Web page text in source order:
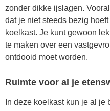
zonder dikke ijslagen.
dat je niet steeds bezig
koelkast. Je kunt gewoon
te maken over een
ontdooid moet worden.
Ruimte voor al je
In deze koelkast kun je al